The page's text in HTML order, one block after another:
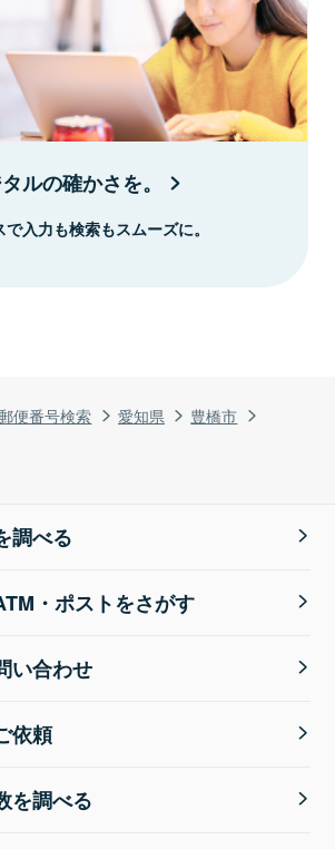
便番号検索 愛知県
豊橋市
ルの確かさを。
入力も検索もスムーズに。
調べる
・ポストをさがす
い合わせ
依頼
を調べる